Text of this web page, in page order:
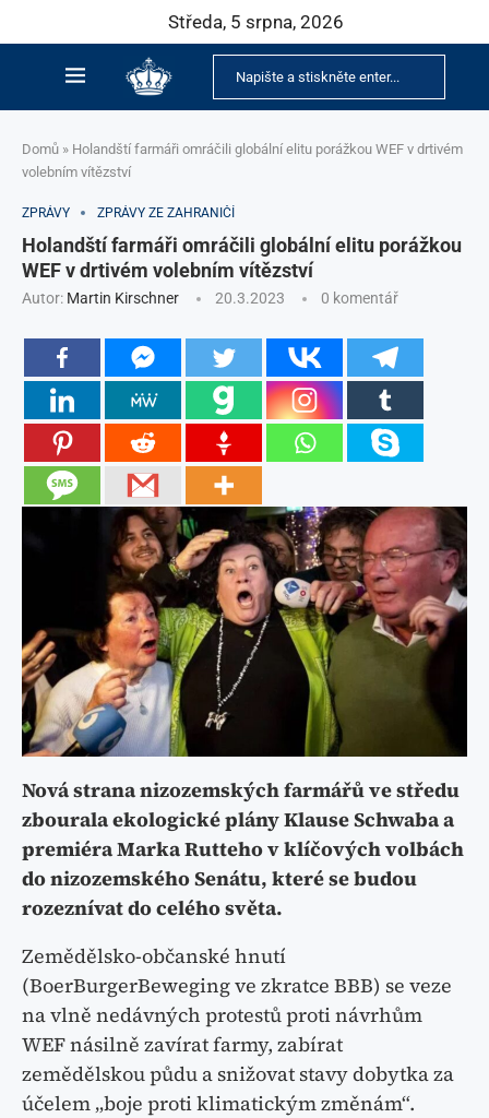
Středa, 5 srpna, 2026
Domů » Holandští farmáři omráčili globální elitu porážkou WEF v drtivém
volebním vítězství
ZPRÁVY ZPRÁVY ZE ZAHRANIČÍ
Holandští farmáři omráčili globální elitu porážkou
WEF v drtivém volebním vítězství
Autor: Martin Kirschner 20.3.2023 0 komentář
Nová strana nizozemských farmářů ve středu
zbourala ekologické plány Klause Schwaba a
premiéra Marka Rutteho v klíčových volbách
do nizozemského Senátu, které se budou
rozeznívat do celého světa.
Zemědělsko-občanské hnutí
(BoerBurgerBeweging ve zkratce BBB) se veze
na vlně nedávných protestů proti návrhům
WEF násilně zavírat farmy, zabírat
zemědělskou půdu a snižovat stavy dobytka za
účelem „boje proti klimatickým změnám“.